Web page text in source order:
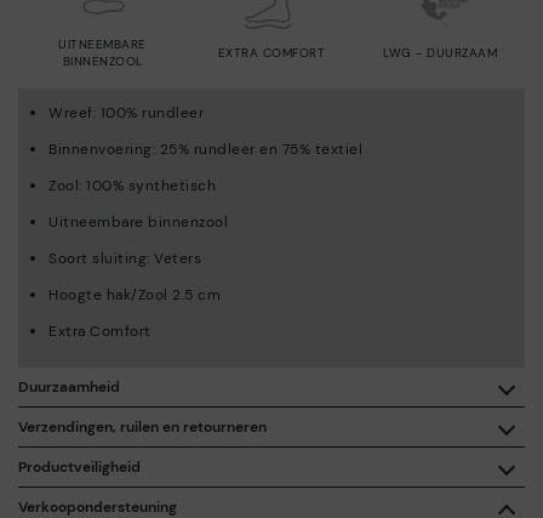
Verkoopondersteuning
Productveiligheid
De veiligheid van onze producten is belangrijk voor ons. De uwe
UITNEEMBARE
BINNENZOOL
EXTRA COMFORT LWG - DUURZAAM
Wreef: 100% rundleer
Binnenvoering: 25% rundleer en 75% textiel
Zool: 100% synthetisch
Uitneembare binnenzool
Soort sluiting: Veters
Hoogte hak/Zool 2.5 cm
Extra Comfort
Verzendingen, ruilen en retourneren
Gratis bezorging vanaf een aankoop van € 50.
Duurzaamheid
Dankzij de aankoop van dit product, steun je de
verantwoordelijke fabricatie van leer via de Leather Working
Group.
ISO 14006 Ecodesign: Bij het ontwerp van onze collectie